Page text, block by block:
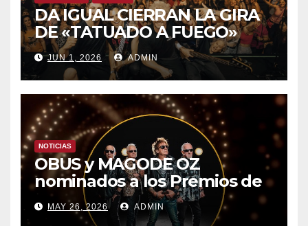
DA IGUAL CIERRAN LA GIRA
DE «TATUADO A FUEGO»
CON UN LLENO EN LA SALA
DEL MOVISTAR ARENA DE
MADRID
JUN 1, 2026 ADMIN
NOTICIAS
OBUS y MAGODE OZ
nominados a los Premios de
la Academia de la Música de
España- Esta noche en La 2
MAY 26, 2026 ADMIN